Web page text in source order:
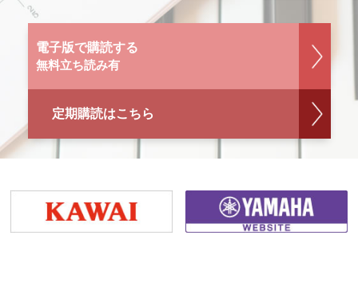
電子版で購読する
無料立ち読み有
定期購読はこちら